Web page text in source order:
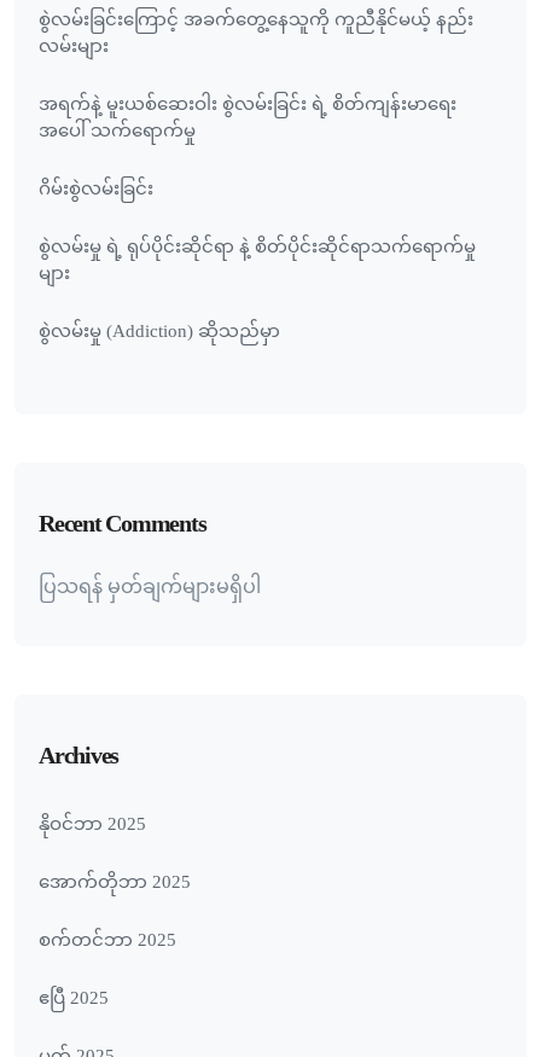
စွဲလမ်းခြင်းကြောင့် အခက်တွေ့နေသူကို ကူညီနိုင်မယ့် နည်း
လမ်းများ
အရက်နဲ့ မူးယစ်ဆေးဝါး စွဲလမ်းခြင်း ရဲ့ စိတ်ကျန်းမာရေး
အပေါ် သက်ရောက်မှု
ဂိမ်းစွဲလမ်းခြင်း
စွဲလမ်းမှု ရဲ့ ရုပ်ပိုင်းဆိုင်ရာ နဲ့ စိတ်ပိုင်းဆိုင်ရာသက်ရောက်မှု
များ
စွဲလမ်းမှု (Addiction) ဆိုသည်မှာ
Recent Comments
ပြသရန် မှတ်ချက်များမရှိပါ
Archives
နိုဝင်ဘာ 2025
အောက်တိုဘာ 2025
စက်တင်ဘာ 2025
ဧပြီ 2025